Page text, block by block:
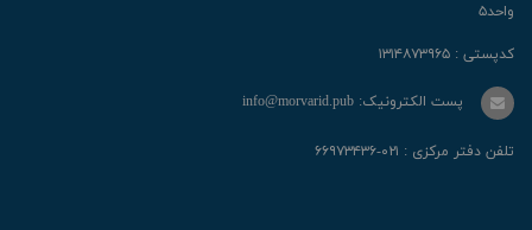
واحد۵
کدپستی : ۱۳۱۴۸۷۳۹۶۵
پست الکترونیک: info@morvarid.pub
تلفن دفتر مرکزی : ۰۲۱-۶۶۹۷۳۴۳۶